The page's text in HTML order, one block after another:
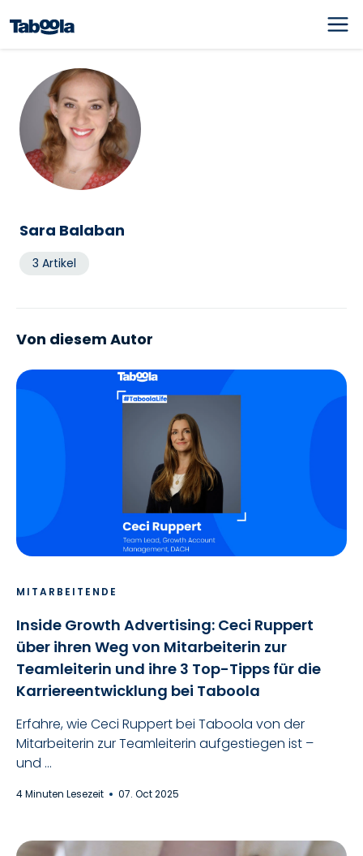
Sara Balaban
3 Artikel
Von diesem Autor
MITARBEITENDE
Inside Growth Advertising: Ceci Ruppert
über ihren Weg von Mitarbeiterin zur
Teamleiterin und ihre 3 Top-Tipps für die
Karriereentwicklung bei Taboola
Erfahre, wie Ceci Ruppert bei Taboola von der
Mitarbeiterin zur Teamleiterin aufgestiegen ist –
und ...
4 Minuten Lesezeit 07. Oct 2025